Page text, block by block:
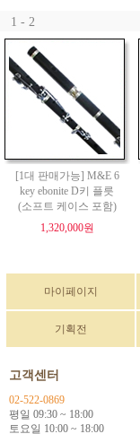
1 - 2
[1대 판매가능] M&E 6
key ebonite D키 플릇
(소프트 케이스 포함)
1,320,000원
마이페이지
기획전
고객센터
02-522-0869
평일 09:30 ~ 18:00
토요일 10:00 ~ 18:00